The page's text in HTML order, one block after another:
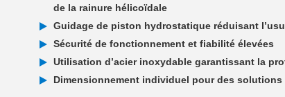
de la rainure hélicoïdale
Guidage de piston hydrostatique réduisant
Sécurité de fonctionnement et fiabilité élevées
Utilisation d’acier inoxydable garantissant la
Dimensionnement individuel pour des